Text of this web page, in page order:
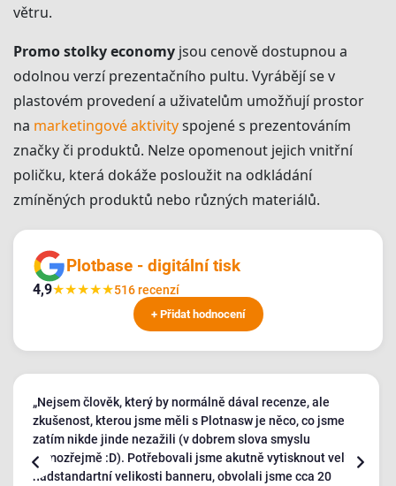
větru.
Promo stolky economy jsou cenově dostupnou a
odolnou verzí prezentačního pultu. Vyrábějí se v
plastovém provedení a uživatelům umožňují prostor
na marketingové aktivityspojené s prezentováním
značky či produktů. Nelze opomenout jejich vnitřní
poličku, která dokáže posloužit na odkládání
zmíněných produktů nebo různých materiálů.
Plotbase - digitální tisk
4,9★★★★★516 recenzí
+ Přidat hodnocení
„Nejsem člověk, který by normálně dával recenze, ale
zkušenost, kterou jsme měli s Plotnasw je něco, co jsme
zatím nikde jinde nezažili (v dobrem slova smyslu
samozřejmě :D). Potřebovali jsme akutně vytisknout velmi
nadstandartní velikosti banneru, obvolali jsme cca 20